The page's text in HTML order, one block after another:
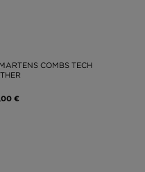
COMBS TECH
€